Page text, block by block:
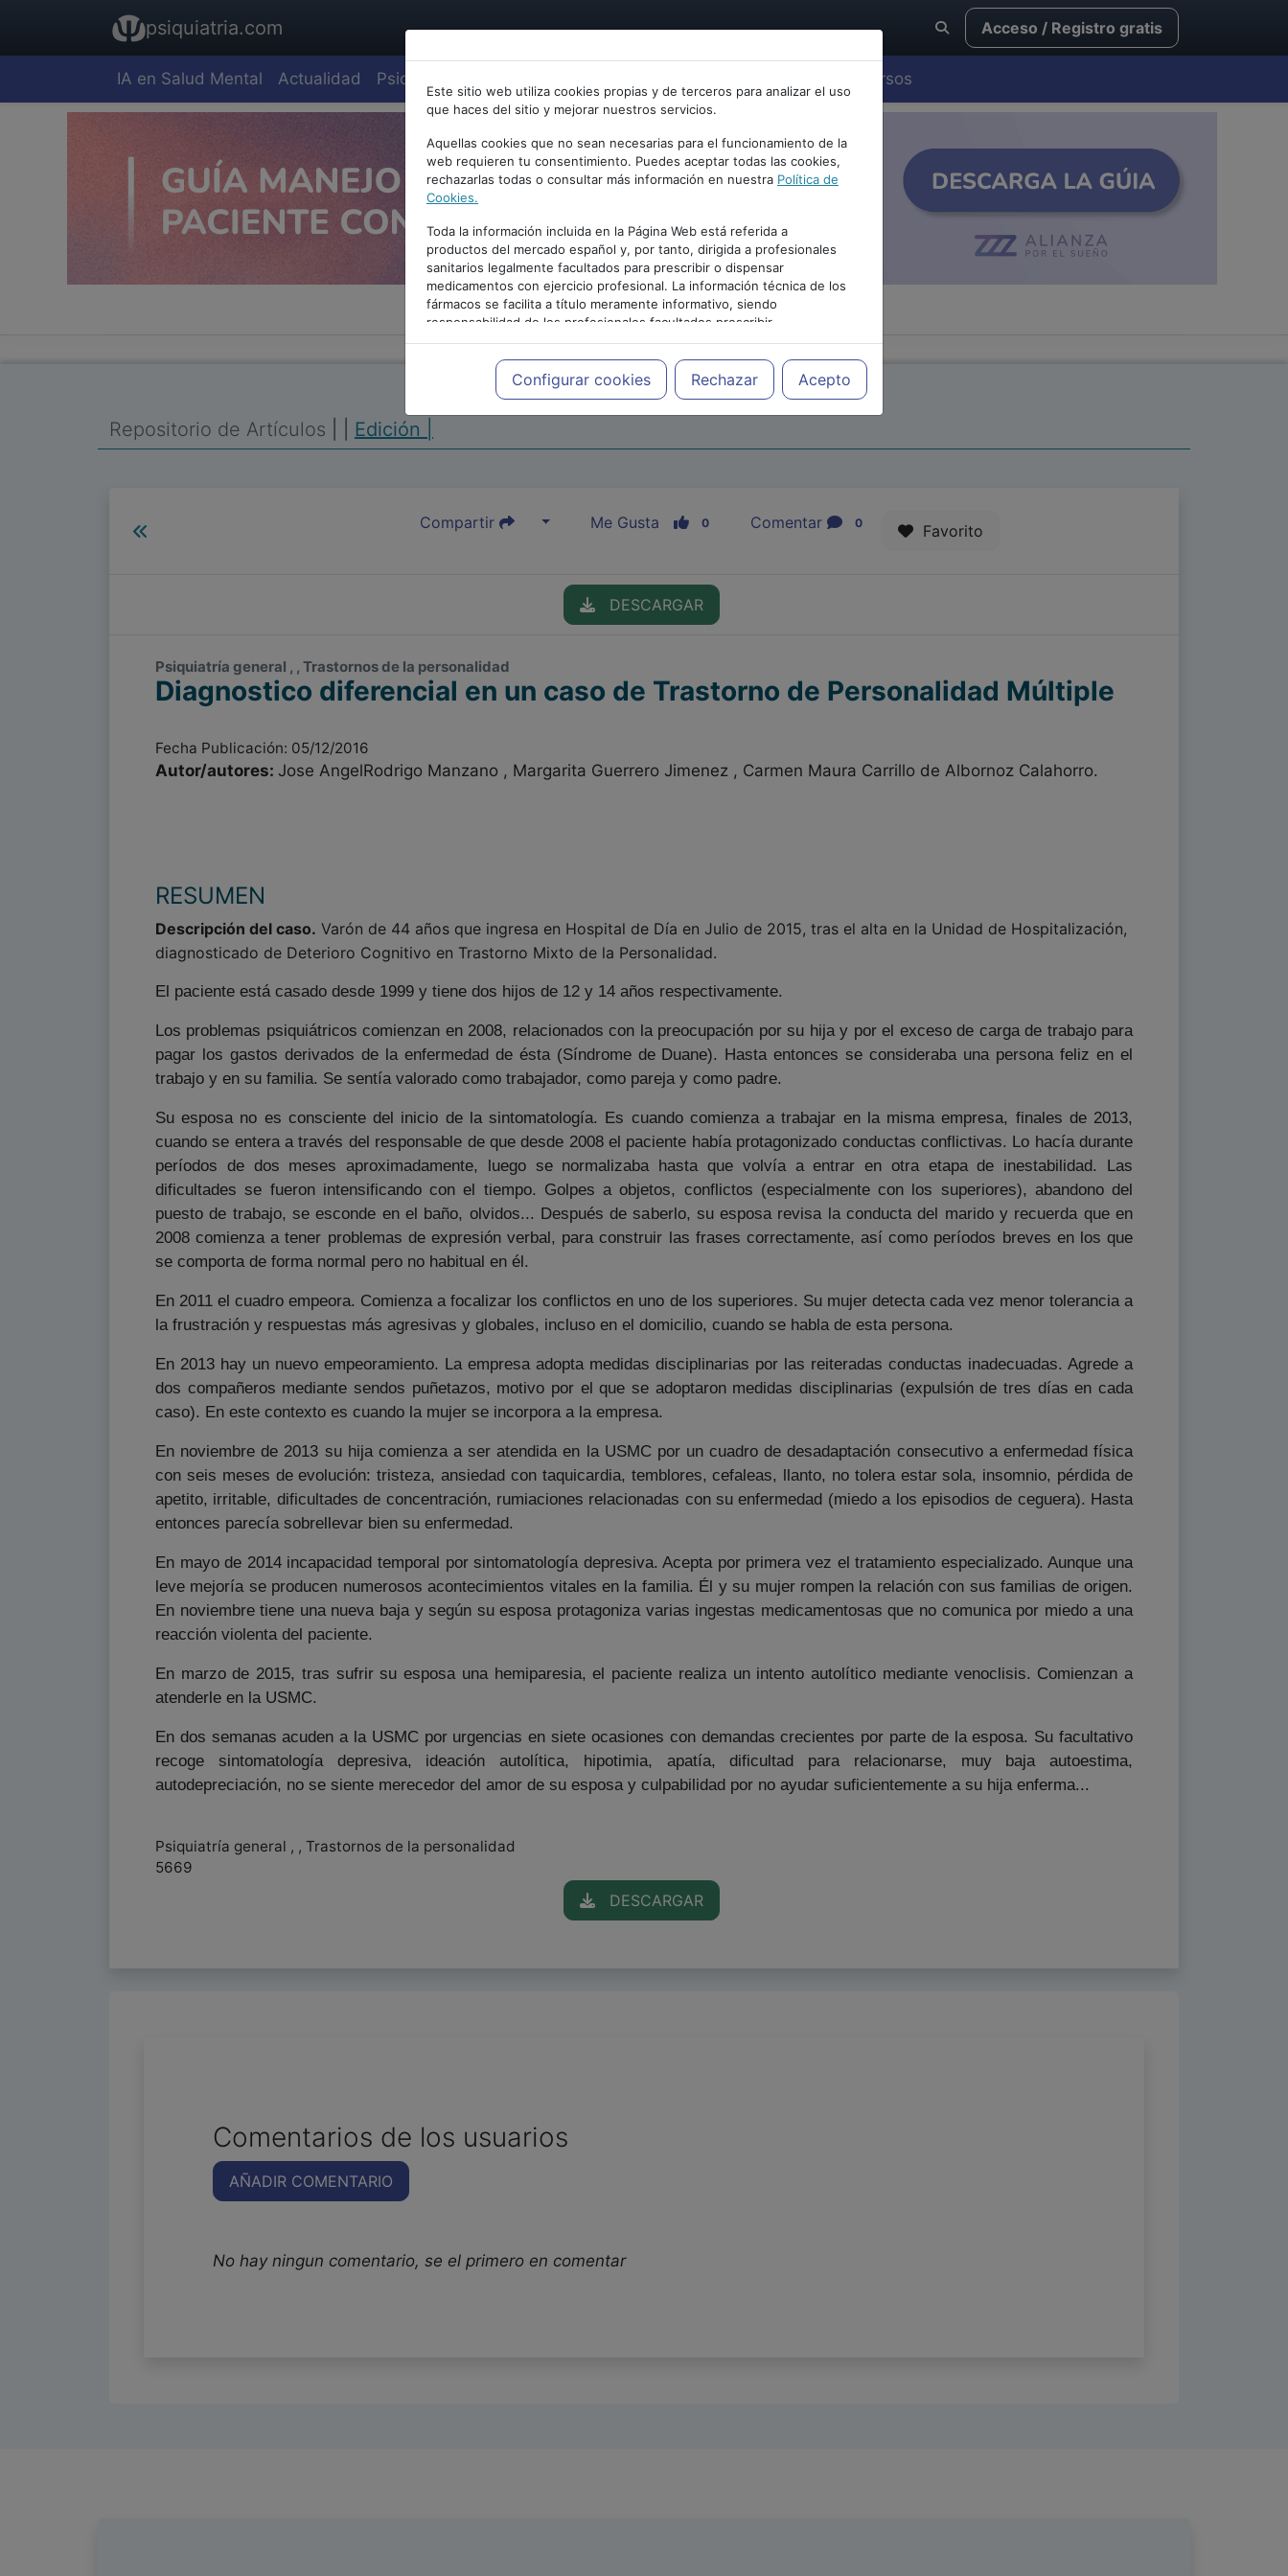
psiquiatria.com Acceso / Registro gratis
IA en Salud Mental Actualidad Psiquiatría Cursos
Este sitio web utiliza cookies propias y de terceros para analizar el uso
que haces del sitio y mejorar nuestros servicios.
Aquellas cookies que no sean necesarias para el funcionamiento de la
web requieren tu consentimiento. Puedes aceptar todas las cookies,
rechazarlas todas o consultar más información en nuestra Política de
Cookies.
Toda la información incluida en la Página Web está referida a
productos del mercado español y, por tanto, dirigida a profesionales
sanitarios legalmente facultados para prescribir o dispensar
medicamentos con ejercicio profesional. La información técnica de los
fármacos se facilita a título meramente informativo, siendo
responsabilidad de los profesionales facultados prescribir
medicamentos y decidir, en cada caso concreto, el tratamiento más
adecuado a las necesidades del paciente.
Configurar cookies Rechazar Acepto
PUBLICIDAD
Repositorio de Artículos Edición |
Compartir Me Gusta 0 Comentar 0 Favorito
DESCARGAR
Psiquiatría general , , Trastornos de la personalidad
Diagnostico diferencial en un caso de Trastorno de Personalidad Múltiple
Fecha Publicación: 05/12/2016
Autor/autores: Jose AngelRodrigo Manzano , Margarita Guerrero Jimenez , Carmen Maura Carrillo de Albornoz Calahorro.
RESUMEN
Descripción del caso. Varón de 44 años que ingresa en Hospital de Día en Julio de 2015, tras el alta en la Unidad de Hospitalización,
diagnosticado de Deterioro Cognitivo en Trastorno Mixto de la Personalidad.
El paciente está casado desde 1999 y tiene dos hijos de 12 y 14 años respectivamente.
Los problemas psiquiátricos comienzan en 2008, relacionados con la preocupación por su hija y por el exceso de carga de trabajo para
pagar los gastos derivados de la enfermedad de ésta (Síndrome de Duane). Hasta entonces se consideraba una persona feliz en el
trabajo y en su familia. Se sentía valorado como trabajador, como pareja y como padre.
Su esposa no es consciente del inicio de la sintomatología. Es cuando comienza a trabajar en la misma empresa, finales de 2013,
cuando se entera a través del responsable de que desde 2008 el paciente había protagonizado conductas conflictivas. Lo hacía durante
períodos de dos meses aproximadamente, luego se normalizaba hasta que volvía a entrar en otra etapa de inestabilidad. Las
dificultades se fueron intensificando con el tiempo. Golpes a objetos, conflictos (especialmente con los superiores), abandono del
puesto de trabajo, se esconde en el baño, olvidos... Después de saberlo, su esposa revisa la conducta del marido y recuerda que en
2008 comienza a tener problemas de expresión verbal, para construir las frases correctamente, así como períodos breves en los que
se comporta de forma normal pero no habitual en él.
En 2011 el cuadro empeora. Comienza a focalizar los conflictos en uno de los superiores. Su mujer detecta cada vez menor tolerancia a
la frustración y respuestas más agresivas y globales, incluso en el domicilio, cuando se habla de esta persona.
En 2013 hay un nuevo empeoramiento. La empresa adopta medidas disciplinarias por las reiteradas conductas inadecuadas. Agrede a
dos compañeros mediante sendos puñetazos, motivo por el que se adoptaron medidas disciplinarias (expulsión de tres días en cada
caso). En este contexto es cuando la mujer se incorpora a la empresa.
En noviembre de 2013 su hija comienza a ser atendida en la USMC por un cuadro de desadaptación consecutivo a enfermedad física
con seis meses de evolución: tristeza, ansiedad con taquicardia, temblores, cefaleas, llanto, no tolera estar sola, insomnio, pérdida de
apetito, irritable, dificultades de concentración, rumiaciones relacionadas con su enfermedad (miedo a los episodios de ceguera). Hasta
entonces parecía sobrellevar bien su enfermedad.
En mayo de 2014 incapacidad temporal por sintomatología depresiva. Acepta por primera vez el tratamiento especializado. Aunque una
leve mejoría se producen numerosos acontecimientos vitales en la familia. Él y su mujer rompen la relación con sus familias de origen.
En noviembre tiene una nueva baja y según su esposa protagoniza varias ingestas medicamentosas que no comunica por miedo a una
reacción violenta del paciente.
En marzo de 2015, tras sufrir su esposa una hemiparesia, el paciente realiza un intento autolítico mediante venoclisis. Comienzan a
atenderle en la USMC.
En dos semanas acuden a la USMC por urgencias en siete ocasiones con demandas crecientes por parte de la esposa. Su facultativo
recoge sintomatología depresiva, ideación autolítica, hipotimia, apatía, dificultad para relacionarse, muy baja autoestima,
autodepreciación, no se siente merecedor del amor de su esposa y culpabilidad por no ayudar suficientemente a su hija enferma...
Psiquiatría general , , Trastornos de la personalidad
5669
DESCARGAR
Comentarios de los usuarios
AÑADIR COMENTARIO
No hay ningun comentario, se el primero en comentar